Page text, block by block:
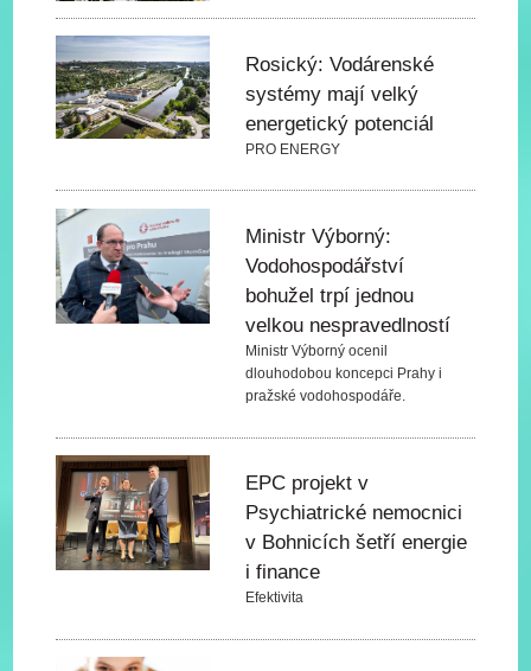
Rosický: Vodárenské
systémy mají velký
energetický potenciál
PRO ENERGY
Ministr Výborný:
Vodohospodářství
bohužel trpí jednou
velkou nespravedlností
Ministr Výborný ocenil
dlouhodobou koncepci Prahy i
pražské vodohospodáře.
EPC projekt v
Psychiatrické nemocnici
v Bohnicích šetří energie
i finance
Efektivita